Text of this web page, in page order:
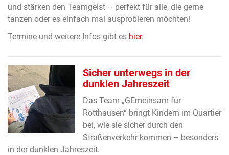
und stärken den Teamgeist – perfekt für alle, die gerne
tanzen oder es einfach mal ausprobieren möchten!
Termine und weitere Infos gibt es hier.
Sicher unterwegs in der
dunklen Jahreszeit
Das Team „GEmeinsam für
Rotthausen“ bringt Kindern im Quartier
bei, wie sie sicher durch den
Straßenverkehr kommen – besonders
in der dunklen Jahreszeit.